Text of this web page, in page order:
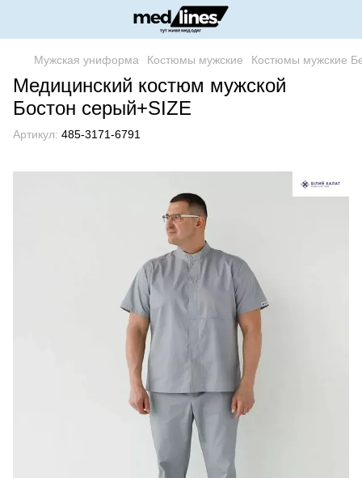
Мужская униформа Костюмы мужские Костюмы мужские
Медицинский костюм мужской
Бостон серый+SIZE
Артикул: 485-3171-6791